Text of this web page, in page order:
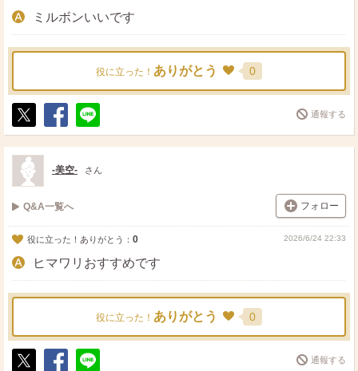
ミルボンいいです
役に立った！ ありがとう 0
ポ
ス
ト
シ
ェ
送
る
通報する
-美空- さん
Q&A一覧へ フォロー
役に立った！ありがとう： 0 2026/6/24 22:33
ヒマワリおすすめです
役に立った！ ありがとう 0
通報する